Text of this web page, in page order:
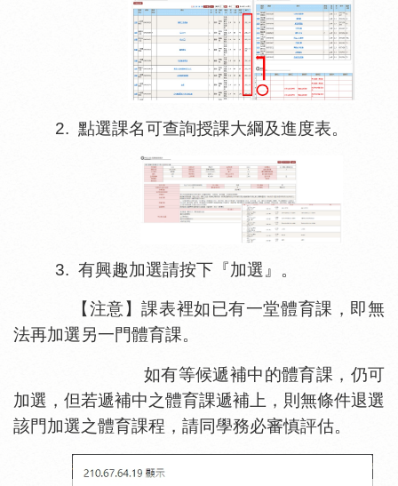
2. 點選課名可查詢授課大綱及進度表。
3. 有興趣加選請按下『加選』。
【注意】課表裡如已有一堂體育課，即無
法再加選另一門體育課。
如有等候遞補中的體育課，仍可
加選，但若遞補中之體育課遞補上，則無條件退選
該門加選之體育課程，請同學務必審慎評估。